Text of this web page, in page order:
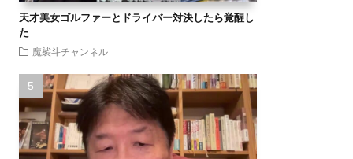
天才美女ゴルファーとドライバー対決したら覚醒し
た
魔裟斗チャンネル